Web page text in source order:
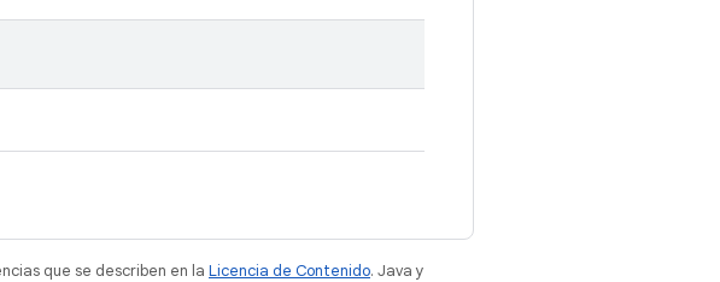
que se describen en la Licencia de Contenido. Java y